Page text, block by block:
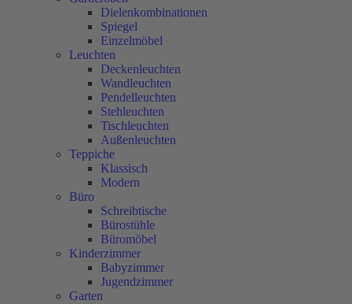
Dielenkombinationen
Spiegel
Einzelmöbel
Leuchten
Deckenleuchten
Wandleuchten
Pendelleuchten
Stehleuchten
Tischleuchten
Außenleuchten
Teppiche
Klassisch
Modern
Büro
Schreibtische
Bürostühle
Büromöbel
Kinderzimmer
Babyzimmer
Jugendzimmer
Garten